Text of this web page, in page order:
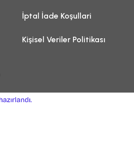
İptal İade Koşullari
Kişisel Veriler Politikası